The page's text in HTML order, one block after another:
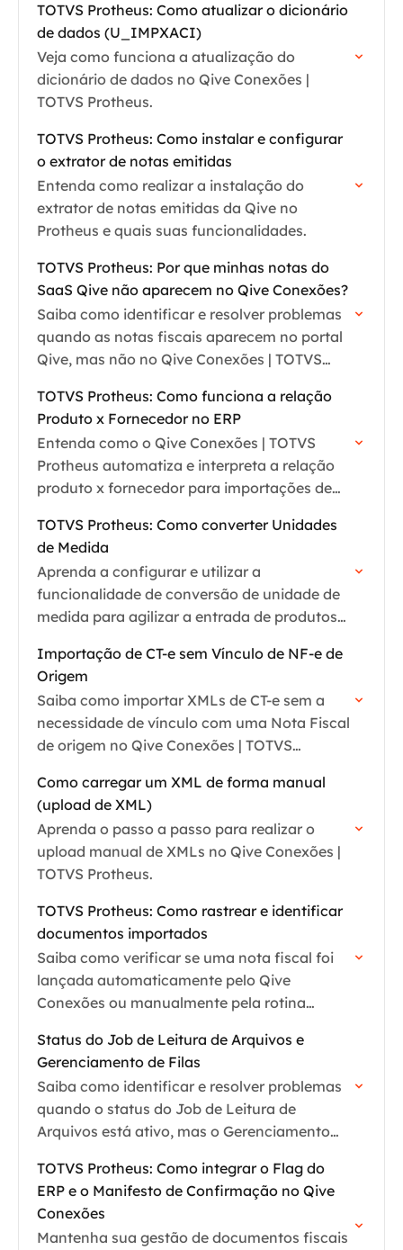
atualizado garante conformidade com as…
TOTVS Protheus: Como atualizar o dicionário
de dados (U_IMPXACI)
Veja como funciona a atualização do
dicionário de dados no Qive Conexões |
TOTVS Protheus.
TOTVS Protheus: Como instalar e configurar
o extrator de notas emitidas
Entenda como realizar a instalação do
extrator de notas emitidas da Qive no
Protheus e quais suas funcionalidades.
TOTVS Protheus: Por que minhas notas do
SaaS Qive não aparecem no Qive Conexões?
Saiba como identificar e resolver problemas
quando as notas fiscais aparecem no portal
Qive, mas não no Qive Conexões | TOTVS
TOTVS Protheus: Como funciona a relação
Produto x Fornecedor no ERP
Entenda como o Qive Conexões | TOTVS
Protheus automatiza e interpreta a relação
produto x fornecedor para importações de
TOTVS Protheus: Como converter Unidades
de Medida
Aprenda a configurar e utilizar a
funcionalidade de conversão de unidade de
medida para agilizar a entrada de produtos
Importação de CT-e sem Vínculo de NF-e de
Origem
Saiba como importar XMLs de CT-e sem a
necessidade de vínculo com uma Nota Fiscal
de origem no Qive Conexões | TOTVS
Como carregar um XML de forma manual
(upload de XML)
Aprenda o passo a passo para realizar o
upload manual de XMLs no Qive Conexões |
TOTVS Protheus.
TOTVS Protheus: Como rastrear e identificar
documentos importados
Saiba como verificar se uma nota fiscal foi
lançada automaticamente pelo Qive
Conexões ou manualmente pela rotina
Status do Job de Leitura de Arquivos e
Gerenciamento de Filas
Saiba como identificar e resolver problemas
quando o status do Job de Leitura de
Arquivos está ativo, mas o Gerenciamento
Protheus.
TOTVS Protheus: Como integrar o Flag do
ERP e o Manifesto de Confirmação no Qive
Conexões
Mantenha sua gestão de documentos fiscais